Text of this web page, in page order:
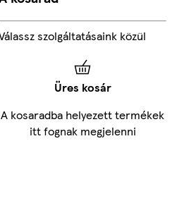
szolgáltatásaink közül
Üres kosár
A kosaradba helyezett termékek
itt fognak megjelenni